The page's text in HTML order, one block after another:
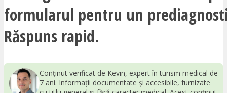
formularul pentru un
Răspuns rapid.
Conținut verificat de Kevin, expert în turism medical de
7 ani. Informații documentate și accesibile, furnizate